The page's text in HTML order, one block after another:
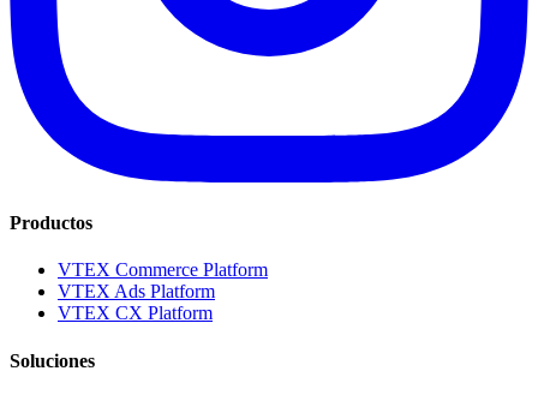
Productos
VTEX Commerce Platform
VTEX Ads Platform
VTEX CX Platform
Soluciones